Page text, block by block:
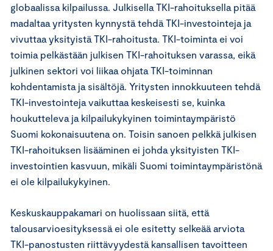
globaalissa kilpailussa. Julkisella TKI-rahoituksella pitää
madaltaa yritysten kynnystä tehdä TKI-investointeja ja
vivuttaa yksityistä TKI-rahoitusta. TKI-toiminta ei voi
toimia pelkästään julkisen TKI-rahoituksen varassa, eikä
julkinen sektori voi liikaa ohjata TKI-toiminnan
kohdentamista ja sisältöjä. Yritysten innokkuuteen tehdä
TKI-investointeja vaikuttaa keskeisesti se, kuinka
houkutteleva ja kilpailukykyinen toimintaympäristö
Suomi kokonaisuutena on. Toisin sanoen pelkkä julkisen
TKI-rahoituksen lisääminen ei johda yksityisten TKI-
investointien kasvuun, mikäli Suomi toimintaympäristönä
ei ole kilpailukykyinen.
Keskuskauppakamari on huolissaan siitä, että
talousarvioesityksessä ei ole esitetty selkeää arviota
TKI-panostusten riittävyydestä kansallisen tavoitteen